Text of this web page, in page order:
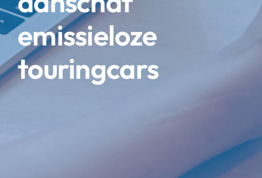
emissieloze
touringcars